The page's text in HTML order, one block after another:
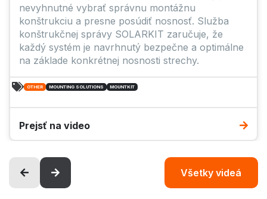
nevyhnutné vybrať správnu montážnu
konštrukciu a presne posúdiť nosnosť. Služba
konštrukčnej správy SOLARKIT zaručuje, že
každý systém je navrhnutý bezpečne a optimálne
na základe konkrétnej nosnosti strechy.
OTHER MOUNTING SOLUTIONS MOUNTKIT
Prejsť na video
Všetky videá